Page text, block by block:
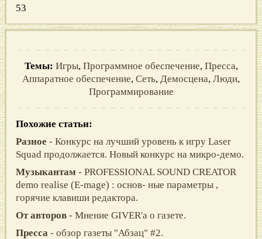
53
Темы: Игры, Программное обеспечение, Пресса,
Аппаратное обеспечение, Сеть, Демосцена, Люди,
Программирование
Похожие статьи:
Разное - Конкурс на лучший уровень к игру Laser
Squad продолжается. Новый конкурс на микро-демо.
Музыкантам - PROFESSIONAL SOUND CREATOR
demo realise (E-mage) : основ- ные параметры ,
горячие клавиши редактора.
От авторов - Мнение GIVER'a о газете.
Пресса - обзор газеты "Абзац" #2.